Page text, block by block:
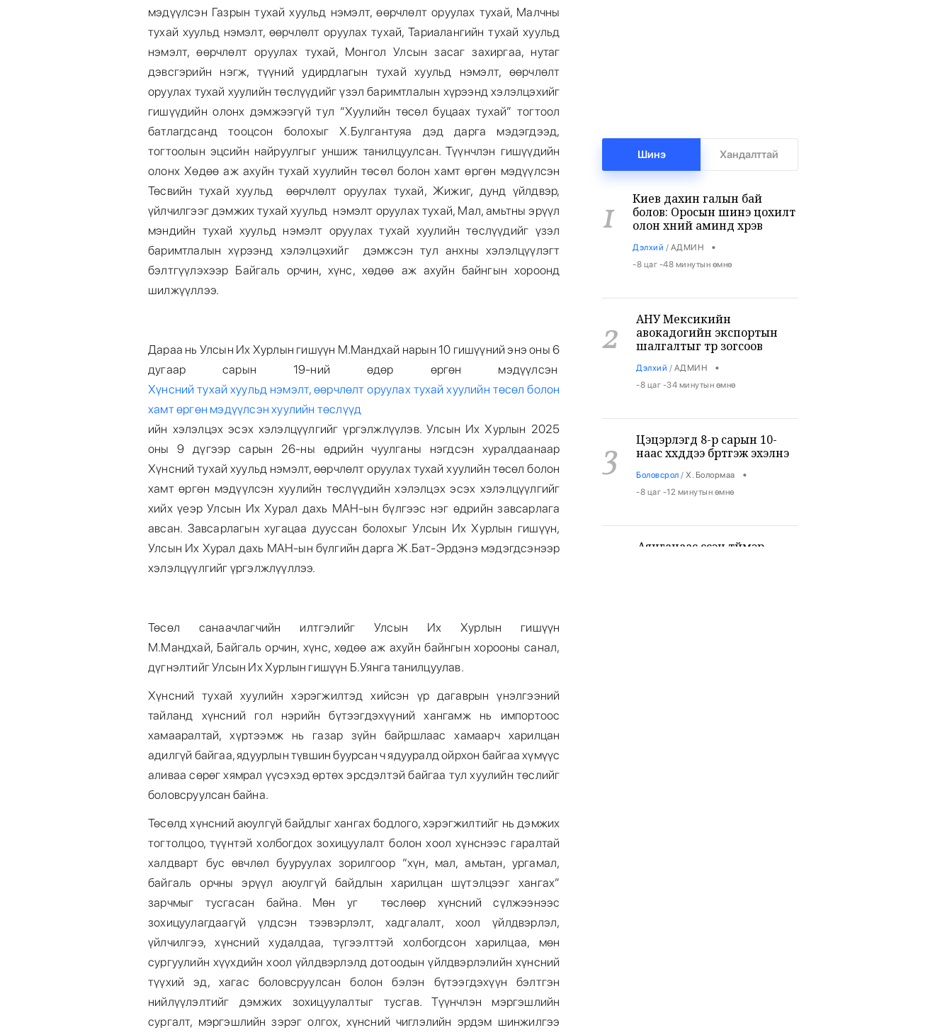
мэдүүлсэн Газрын тухай хуульд нэмэлт, өөрчлөлт оруулах тухай, Малчны
тухай хуульд нэмэлт, өөрчлөлт оруулах тухай, Тариалангийн тухай хуульд
нэмэлт, өөрчлөлт оруулах тухай, Монгол Улсын засаг захиргаа, нутаг
дэвсгэрийн нэгж, түүний удирдлагын тухай хуульд нэмэлт, өөрчлөлт
оруулах тухай хуулийн төслүүдийг үзэл баримтлалын хүрээнд хэлэлцэхийг
гишүүдийн олонх дэмжээгүй тул “Хуулийн төсөл буцаах тухай” тогтоол
батлагдсанд тооцсон болохыг Х.Булгантуяа дэд дарга мэдэгдээд,
тогтоолын эцсийн найруулгыг уншиж танилцуулсан. Түүнчлэн гишүүдийн
олонх Хөдөө аж ахуйн тухай хуулийн төсөл болон хамт өргөн мэдүүлсэн
Төсвийн тухай хуульд өөрчлөлт оруулах тухай, Жижиг, дунд үйлдвэр,
үйлчилгээг дэмжих тухай хуульд нэмэлт оруулах тухай, Мал, амьтны эрүүл
мэндийн тухай хуульд нэмэлт оруулах тухай хуулийн төслүүдийг үзэл
баримтлалын хүрээнд хэлэлцэхийг дэмжсэн тул анхны хэлэлцүүлэгт
бэлтгүүлэхээр Байгаль орчин, хүнс, хөдөө аж ахуйн байнгын хороонд
шилжүүллээ.
Дараа нь Улсын Их Хурлын гишүүн М.Мандхай нарын 10 гишүүний энэ оны 6
дугаар сарын 19-ний өдөр өргөн мэдүүлсэн
Хүнсний тухай хуульд нэмэлт, өөрчлөлт оруулах тухай хуулийн төсөл болон
хамт өргөн мэдүүлсэн хуулийн төслүүд
ийн хэлэлцэх эсэх хэлэлцүүлгийг үргэлжлүүлэв. Улсын Их Хурлын 2025
оны 9 дүгээр сарын 26-ны өдрийн чуулганы нэгдсэн хуралдаанаар
Хүнсний тухай хуульд нэмэлт, өөрчлөлт оруулах тухай хуулийн төсөл болон
хамт өргөн мэдүүлсэн хуулийн төслүүдийн хэлэлцэх эсэх хэлэлцүүлгийг
хийх үеэр Улсын Их Хурал дахь МАН-ын бүлгээс нэг өдрийн завсарлага
авсан. Завсарлагын хугацаа дууссан болохыг Улсын Их Хурлын гишүүн,
Улсын Их Хурал дахь МАН-ын бүлгийн дарга Ж.Бат-Эрдэнэ мэдэгдсэнээр
хэлэлцүүлгийг үргэлжлүүллээ.
Төсөл санаачлагчийн илтгэлийг Улсын Их Хурлын гишүүн
М.Мандхай, Байгаль орчин, хүнс, хөдөө аж ахуйн байнгын хорооны санал,
дүгнэлтийг Улсын Их Хурлын гишүүн Б.Уянга танилцуулав.
Хүнсний тухай хуулийн хэрэгжилтэд хийсэн үр дагаврын үнэлгээний
тайланд хүнсний гол нэрийн бүтээгдэхүүний хангамж нь импортоос
хамааралтай, хүртээмж нь газар зүйн байршлаас хамаарч харилцан
адилгүй байгаа, ядуурлын түвшин буурсан ч ядууралд ойрхон байгаа хүмүүс
аливаа сөрөг хямрал үүсэхэд өртөх эрсдэлтэй байгаа тул хуулийн төслийг
боловсруулсан байна.
Төсөлд хүнсний аюулгүй байдлыг хангах бодлого, хэрэгжилтийг нь дэмжих
тогтолцоо, түүнтэй холбогдох зохицуулалт болон хоол хүнснээс гаралтай
халдварт бус өвчлөл бууруулах зорилгоор “хүн, мал, амьтан, ургамал,
байгаль орчны эрүүл аюулгүй байдлын харилцан шүтэлцээг хангах”
зарчмыг тусгасан байна. Мөн уг төслөөр хүнсний сүлжээнээс
зохицуулагдаагүй үлдсэн тээвэрлэлт, хадгалалт, хоол үйлдвэрлэл,
үйлчилгээ, хүнсний худалдаа, түгээлттэй холбогдсон харилцаа, мөн
сургуулийн хүүхдийн хоол үйлдвэрлэлд дотоодын үйлдвэрлэлийн хүнсний
түүхий эд, хагас боловсруулсан болон бэлэн бүтээгдэхүүн бэлтгэн
нийлүүлэлтийг дэмжих зохицуулалтыг тусгав. Түүнчлэн мэргэшлийн
сургалт, мэргэшлийн зэрэг олгох, хүнсний чиглэлийн эрдэм шинжилгээ
Шинэ Хандалттай
1
Киев дахин галын бай
болов: Оросын шинэ цохилт
олон хүний аминд хүрэв
Дэлхий / АДМИН •
-8 цаг -48 минутын өмнө
2
АНУ Мексикийн
авокадогийн экспортын
шалгалтыг түр зогсоов
Дэлхий / АДМИН •
-8 цаг -34 минутын өмнө
3
Цэцэрлэгүүд 8-р сарын 10-
наас хүүхдүүдээ бүртгэж эхэлнэ
Боловсрол / Х. Болормаа •
-8 цаг -12 минутын өмнө
Аянганаас үүссэн түймэр